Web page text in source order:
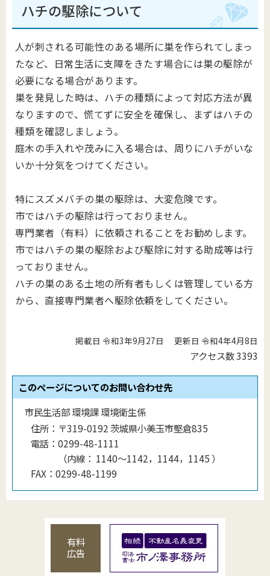
ハチの駆除について
人が刺される可能性のある場所に巣を作られてしまっ
たなど、日常生活に支障をきたす場合には巣の駆除が
必要になる場合があります。
巣を発見した時は、ハチの種類によって対応方法が異
なりますので、慌てずに安全を確保し、まずはハチの
種類を確認しましょう。
庭木の手入れや茂みに入る場合は、周りにハチがいな
いか十分気をつけてください。
特にスズメバチの巣の駆除は、大変危険です。
市ではハチの駆除は行っておりません。
専門業者（有料）に依頼されることをお勧めします。
市ではハチの巣の駆除および駆除に対する助成等は行
っておりません。
ハチの巣のある土地の所有者もしくは管理している方
から、直接専門業者へ駆除依頼をしてください。
掲載日 令和3年9月27日 更新日 令和4年4月8日
アクセス数3393
このページについてのお問い合わせ先
市民生活部 環境課 環境衛生係
住所： 〒319-0192 茨城県小美玉市堅倉835
電話： 0299-48-1111
（内線 ： 1140〜1142，1144，1145 ）
FAX： 0299-48-1199
有料
広告